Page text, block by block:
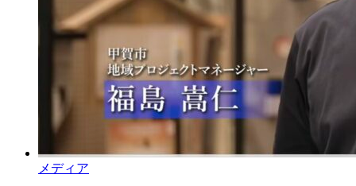
メディア